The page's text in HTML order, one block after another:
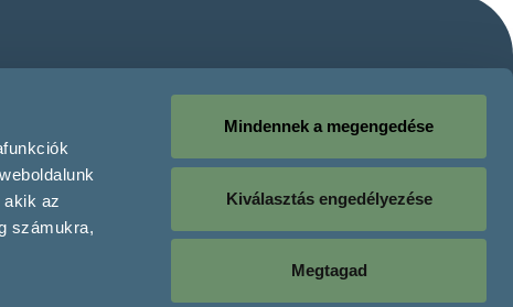
akik az
számukra,
Mindennek a megengedése
Kiválasztás engedélyezése
Megtagad